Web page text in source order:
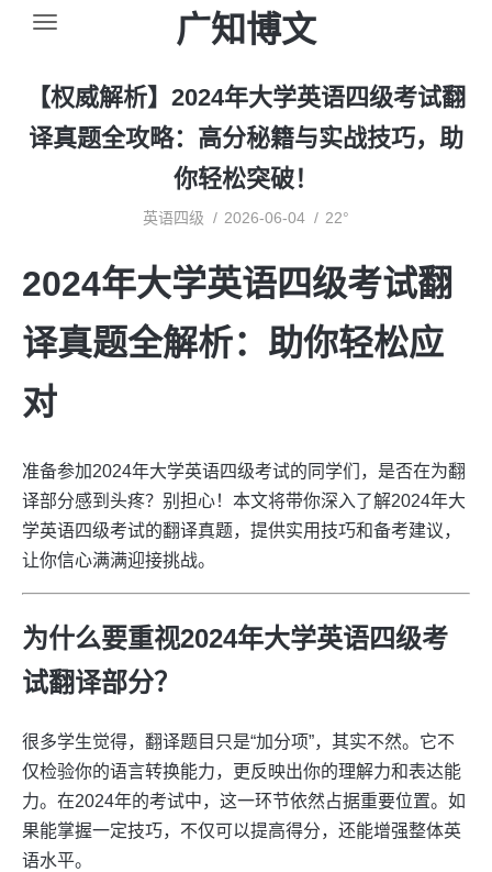
广知博文
【权威解析】2024年大学英语四级考试翻
译真题全攻略：高分秘籍与实战技巧，助
你轻松突破！
英语四级 2026-06-04 22°
2024年大学英语四级考试翻
译真题全解析：助你轻松应
对
准备参加2024年大学英语四级考试的同学们，是否在为翻
译部分感到头疼？别担心！本文将带你深入了解2024年大
学英语四级考试的翻译真题，提供实用技巧和备考建议，
让你信心满满迎接挑战。
为什么要重视2024年大学英语四级考
试翻译部分？
很多学生觉得，翻译题目只是“加分项”，其实不然。它不
仅检验你的语言转换能力，更反映出你的理解力和表达能
力。在2024年的考试中，这一环节依然占据重要位置。如
果能掌握一定技巧，不仅可以提高得分，还能增强整体英
语水平。